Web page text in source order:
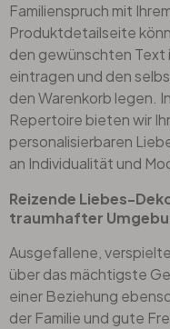
Familienspruch mit
Produktdetailseite
den gewünschten Text
eintragen und den
den Warenkorb legen.
Repertoire bieten wir
personalisierbaren
an Individualität und
Reizende Liebes-
traumhafter
Ausgefallene,
über das mächtigste
einer Beziehung
der Familie und gute